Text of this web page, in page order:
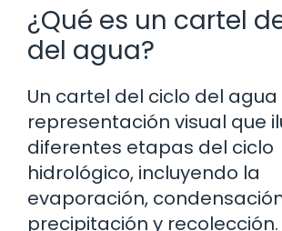
¿Qué es un cartel
del agua?
Un cartel del ciclo del agua
representación visual que
diferentes etapas del ciclo
hidrológico, incluyendo la
evaporación,
precipitación y recolección.